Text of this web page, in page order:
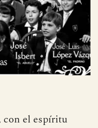
con el espíritu